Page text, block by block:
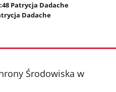
Patrycja Dadache
Dadache
Środowiska w